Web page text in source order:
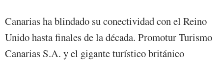
Canarias ha blindado su conectividad con el Reino
Unido hasta finales de la década. Promotur Turismo
Canarias S.A. y el gigante turístico británico